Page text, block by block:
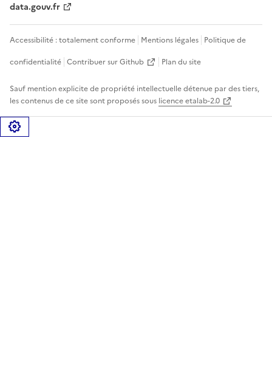
data.gouv.fr
Accessibilité : totalement conforme Mentions légales Politique de
confidentialité Contribuer sur Github Plan du site
Sauf mention explicite de propriété intellectuelle détenue par des tiers,
les contenus de ce site sont proposés sous licence etalab-2.0
Gérer les cookies